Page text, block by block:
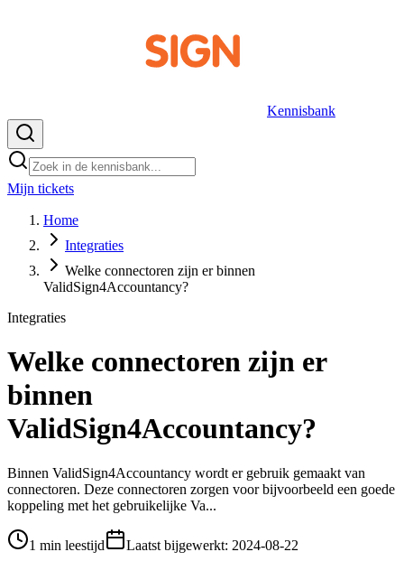
Kennisbank
Mijn tickets
Home
Integraties
Welke connectoren zijn er binnen
ValidSign4Accountancy?
Integraties
Welke connectoren zijn er
binnen
ValidSign4Accountancy?
Binnen ValidSign4Accountancy wordt er gebruik gemaakt van
connectoren. Deze connectoren zorgen voor bijvoorbeeld een goede
koppeling met het gebruikelijke Va...
1 min leestijd Laatst bijgewerkt: 2024-08-22